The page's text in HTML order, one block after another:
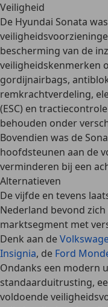
Veiligheid
De Hyundai Sonata
bescherming van de
veiligheidskenmerken
gordijnairbags,
remkrachtverdeling,
(ESC) en
behouden onder
Bovendien was de
hoofdsteunen aan de
verminderen bij een
Alternatieven
De vijfde en tevens
Nederland bevond zich
marktsegment met
Denk aan de
Insignia, de Ford
Ondanks een modern
standaarduitrusting,
voldoende